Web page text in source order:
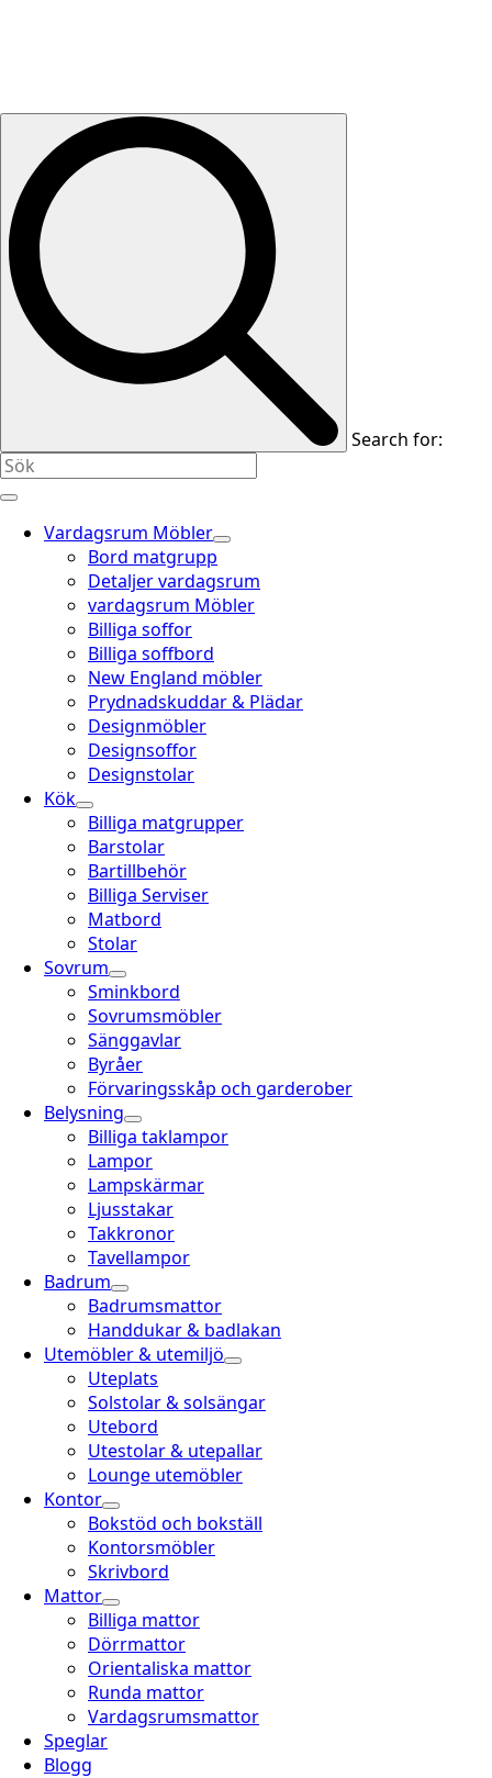
Search for:
Vardagsrum Möbler
Bord matgrupp
Detaljer vardagsrum
vardagsrum Möbler
Billiga soffor
Billiga soffbord
New England möbler
Prydnadskuddar & Plädar
Designmöbler
Designsoffor
Designstolar
Kök
Billiga matgrupper
Barstolar
Bartillbehör
Billiga Serviser
Matbord
Stolar
Sovrum
Sminkbord
Sovrumsmöbler
Sänggavlar
Byråer
Förvaringsskåp och garderober
Belysning
Billiga taklampor
Lampor
Lampskärmar
Ljusstakar
Takkronor
Tavellampor
Badrum
Badrumsmattor
Handdukar & badlakan
Utemöbler & utemiljö
Uteplats
Solstolar & solsängar
Utebord
Utestolar & utepallar
Lounge utemöbler
Kontor
Bokstöd och bokställ
Kontorsmöbler
Skrivbord
Mattor
Billiga mattor
Dörrmattor
Orientaliska mattor
Runda mattor
Vardagsrumsmattor
Speglar
Blogg